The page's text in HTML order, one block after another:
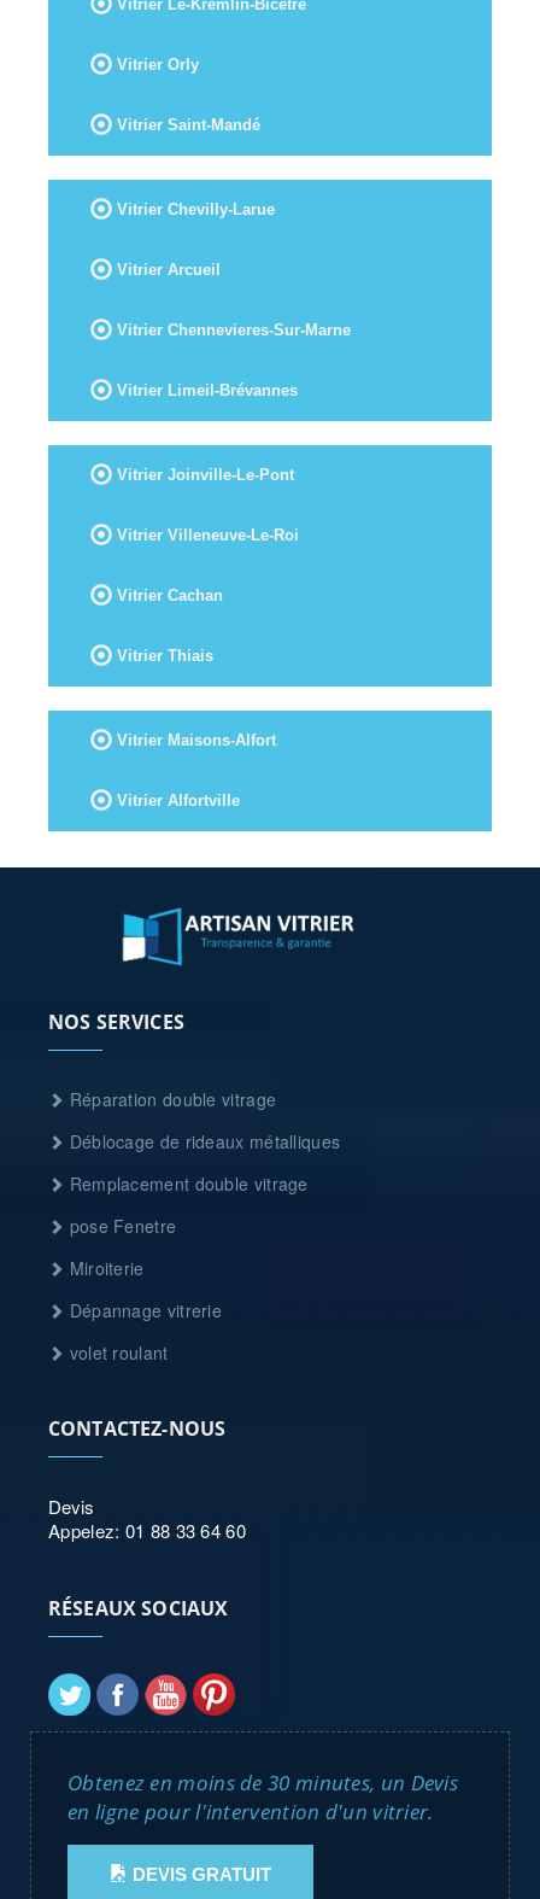
Vitrier Le-Kremlin-Bicêtre
Vitrier Orly
Vitrier Saint-Mandé
Vitrier Chevilly-Larue
Vitrier Arcueil
Vitrier Chennevieres-Sur-Marne
Vitrier Limeil-Brévannes
Vitrier Joinville-Le-Pont
Vitrier Villeneuve-Le-Roi
Vitrier Cachan
Vitrier Thiais
Vitrier Maisons-Alfort
Vitrier Alfortville
NOS SERVICES
Réparation double vitrage
Déblocage de rideaux métalliques
Remplacement double vitrage
pose Fenetre
Miroiterie
Dépannage vitrerie
volet roulant
CONTACTEZ-NOUS
Devis
Appelez: 01 88 33 64 60
RÉSEAUX SOCIAUX
Obtenez en moins de 30 minutes, un Devis
en ligne pour l'intervention d'un vitrier.
DEVIS GRATUIT